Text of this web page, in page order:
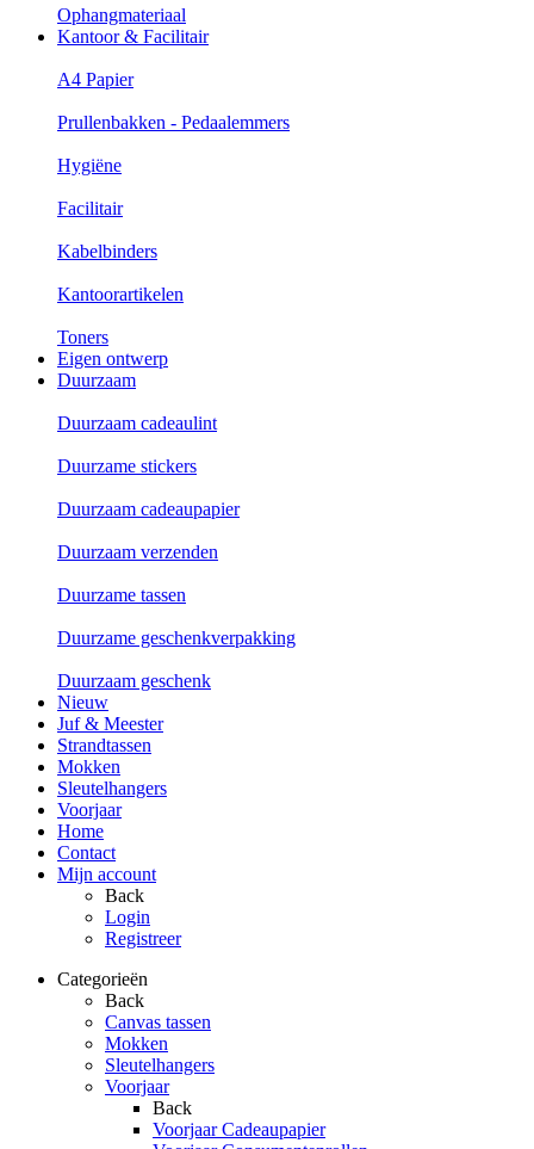
Ophangmateriaal
Kantoor & Facilitair
A4 Papier
Prullenbakken - Pedaalemmers
Hygiëne
Facilitair
Kabelbinders
Kantoorartikelen
Toners
Eigen ontwerp
Duurzaam
Duurzaam cadeaulint
Duurzame stickers
Duurzaam cadeaupapier
Duurzaam verzenden
Duurzame tassen
Duurzame geschenkverpakking
Duurzaam geschenk
Nieuw
Juf & Meester
Strandtassen
Mokken
Sleutelhangers
Voorjaar
Home
Contact
Mijn account
Back
Login
Registreer
Categorieën
Back
Canvas tassen
Mokken
Sleutelhangers
Voorjaar
Back
Voorjaar Cadeaupapier